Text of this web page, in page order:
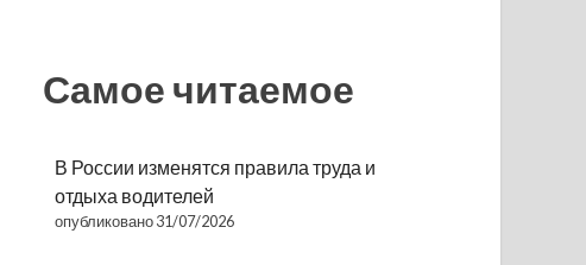
Самое читаемое
В России изменятся правила труда и
отдыха водителей
опубликовано 31/07/2026